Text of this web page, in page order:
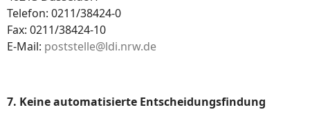
Telefon: 0211/38424-0
Fax: 0211/38424-10
E-Mail: poststelle@ldi.nrw.de
7. Keine automatisierte Entscheidungsfindung